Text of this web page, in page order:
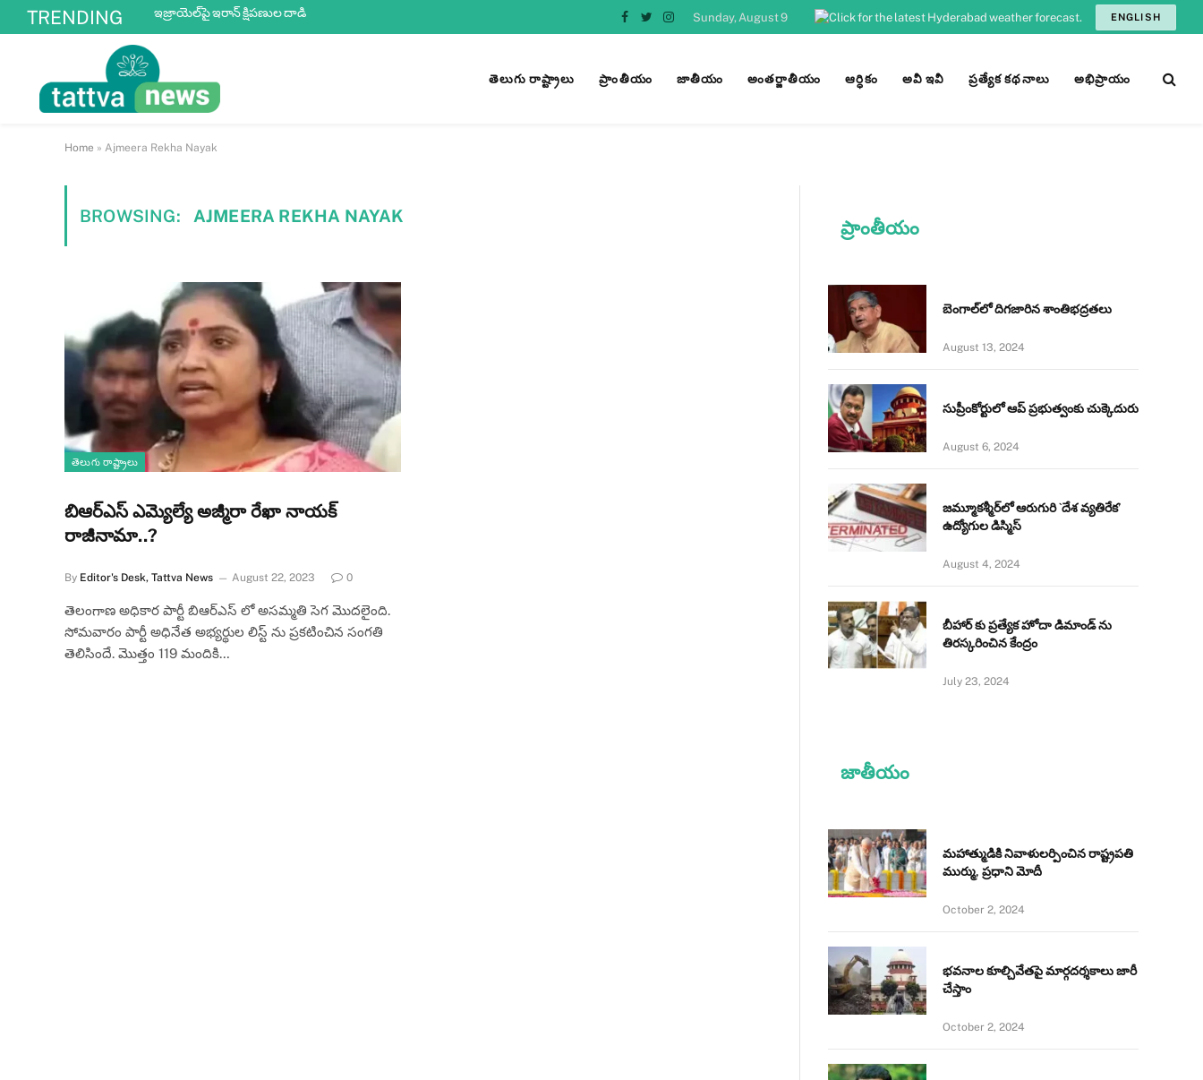
TRENDING
ఇజ్రాయెల్‌పై ఇరాన్ క్షిపణుల దాడి
Facebook
TwitterInstagram
Sunday, August 9 ENGLISH
తెలుగు రాష్ట్రాలు ప్రాంతీయం జాతీయం అంతర్జాతీయం ఆర్ధికం అవీ ఇవీ ప్రత్యేక కథనాలు అభిప్రాయం
Home » Ajmeera Rekha Nayak
BROWSING: AJMEERA REKHA NAYAK
తెలుగు రాష్ట్రాలు
బిఆర్ఎస్ ఎమ్యెల్యే అజ్మీరా రేఖా నాయక్
రాజీనామా..?
By Editor's Desk, Tattva News August 22, 2023 0
తెలంగాణ అధికార పార్టీ బిఆర్ఎస్ లో అసమ్మతి సెగ మొదలైంది.
సోమవారం పార్టీ అధినేత అభ్యర్థుల లిస్ట్ ను ప్రకటించిన సంగతి
తెలిసిందే. మొత్తం 119 మందికి…
ప్రాంతీయం
బెంగాల్‌లో దిగజారిన శాంతిభద్రతలు
August 13, 2024
సుప్రీంకోర్టులో ఆప్ ప్రభుత్వంకు చుక్కెదురు
August 6, 2024
జమ్మూకశ్మీర్‌లో ఆరుగురి `దేశ వ్యతిరేక’
ఉద్యోగుల డిస్మిస్‌
August 4, 2024
బీహార్ కు ప్రత్యేక హోదా డిమాండ్ ను
తిరస్కరించిన కేంద్రం
July 23, 2024
జాతీయం
మహాత్ముడికి నివాళులర్పించిన రాష్ట్రపతి
ముర్ము, ప్రధాని మోదీ
October 2, 2024
భవనాల కూల్చివేతపై మార్గదర్శకాలు జారీ
చేస్తాం
October 2, 2024